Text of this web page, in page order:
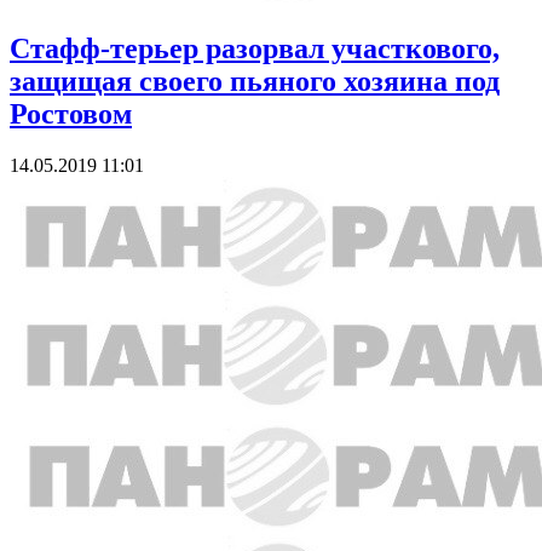
Стафф-терьер разорвал участкового,
защищая своего пьяного хозяина под
Ростовом
14.05.2019 11:01